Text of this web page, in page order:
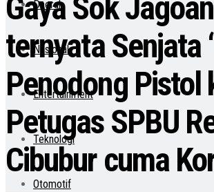
Daerah
Nasional
Entertainment
Teknologi
Otomotif
Gaya Sok Jagoan
ternyata Senjata
Penodong Pistol
Petugas SPBU
Cibubur cuma